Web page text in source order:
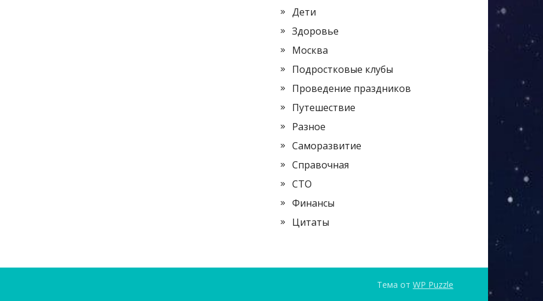
Дети
Здоровье
Москва
Подростковые клубы
Проведение праздников
Путешествие
Разное
Саморазвитие
Справочная
СТО
Финансы
Цитаты
Тема от WP Puzzle